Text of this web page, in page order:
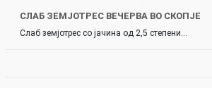
СЛАБ ЗЕМЈОТРЕС ВЕЧЕРВА ВО СКОПЈЕ
Слаб земјотрес со јачина од 2,5 степени…